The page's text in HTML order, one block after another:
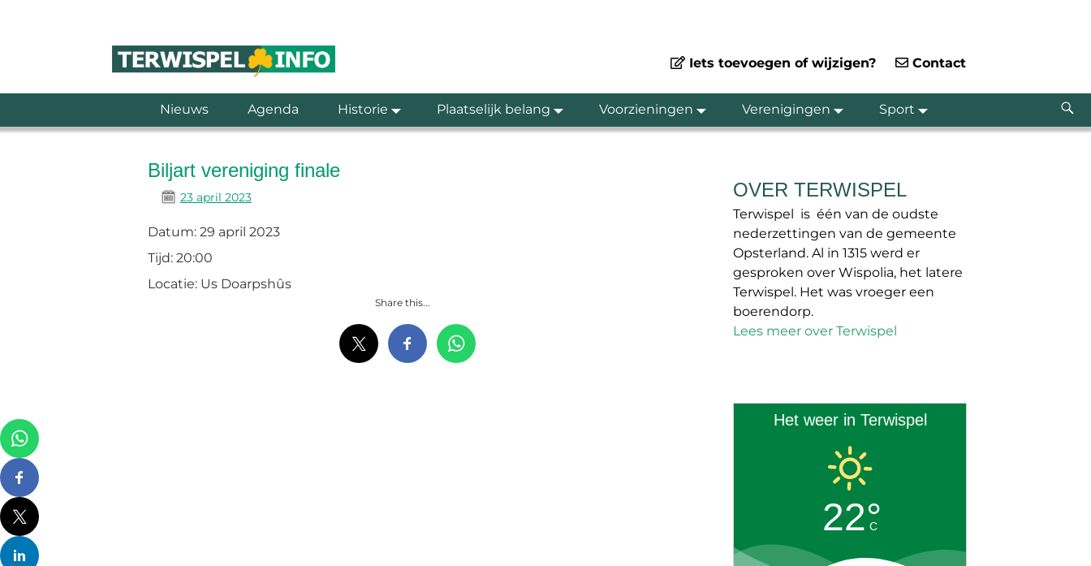
Iets toevoegen of wijzigen? Contact
Nieuws Agenda Historie Plaatselijk belang Voorzieningen Verenigingen Sport
Biljart vereniging finale
23 april 2023
Datum: 29 april 2023
Tijd: 20:00
Locatie: Us Doarpshûs
Share this...
OVER TERWISPEL
Terwispel is één van de oudste
nederzettingen van de gemeente
Opsterland. Al in 1315 werd er
gesproken over Wispolia, het latere
Terwispel. Het was vroeger een
boerendorp.
Lees meer over Terwispel
Het weer in Terwispel
22°
C